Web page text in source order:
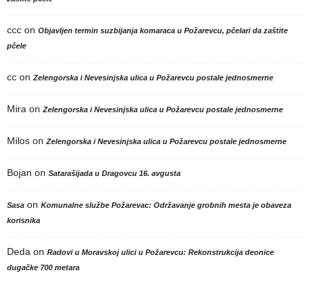
ccc on Objavljen termin suzbijanja komaraca u Požarevcu, pčelari da zaštite
pčele
cc on Zelengorska i Nevesinjska ulica u Požarevcu postale jednosmerne
Mira on Zelengorska i Nevesinjska ulica u Požarevcu postale jednosmerne
Milos on Zelengorska i Nevesinjska ulica u Požarevcu postale jednosmerne
Bojan on Satarašijada u Dragovcu 16. avgusta
Sasa on Komunalne službe Požarevac: Održavanje grobnih mesta je obaveza
korisnika
Deda on Radovi u Moravskoj ulici u Požarevcu: Rekonstrukcija deonice
dugačke 700 metara